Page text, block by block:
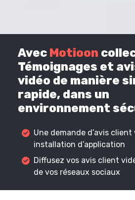
Avec Motioon
Témoignages et
vidéo de manière
rapide, dans un
environnement
Une demande d’avis client
installation d’application
Diffusez vos avis client
de vos réseaux sociaux